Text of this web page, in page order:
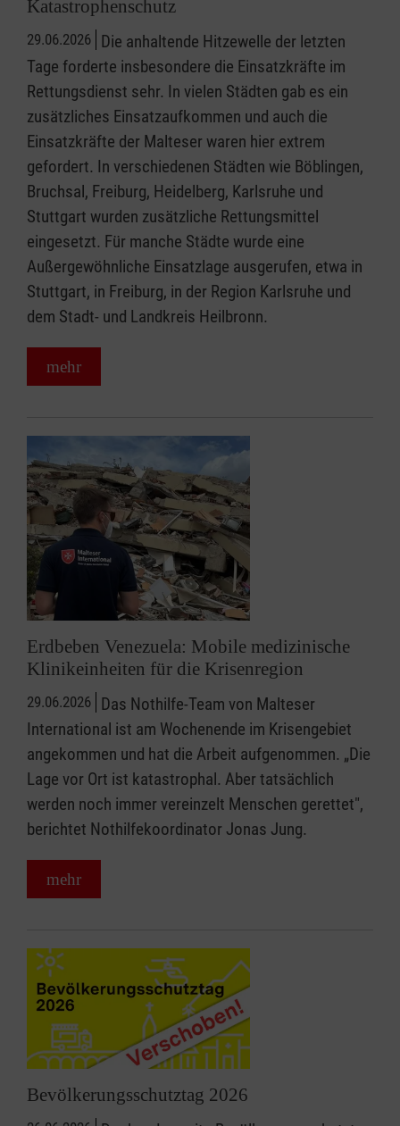
Katastrophenschutz
29.06.2026 Die anhaltende Hitzewelle der letzten
Tage forderte insbesondere die Einsatzkräfte im
Rettungsdienst sehr. In vielen Städten gab es ein
zusätzliches Einsatzaufkommen und auch die
Einsatzkräfte der Malteser waren hier extrem
gefordert. In verschiedenen Städten wie Böblingen,
Bruchsal, Freiburg, Heidelberg, Karlsruhe und
Stuttgart wurden zusätzliche Rettungsmittel
eingesetzt. Für manche Städte wurde eine
Außergewöhnliche Einsatzlage ausgerufen, etwa in
Stuttgart, in Freiburg, in der Region Karlsruhe und
dem Stadt- und Landkreis Heilbronn.
mehr
Erdbeben Venezuela: Mobile medizinische
Klinikeinheiten für die Krisenregion
29.06.2026 Das Nothilfe-Team von Malteser
International ist am Wochenende im Krisengebiet
angekommen und hat die Arbeit aufgenommen. „Die
Lage vor Ort ist katastrophal. Aber tatsächlich
werden noch immer vereinzelt Menschen gerettet",
berichtet Nothilfekoordinator Jonas Jung.
mehr
Bevölkerungsschutztag 2026